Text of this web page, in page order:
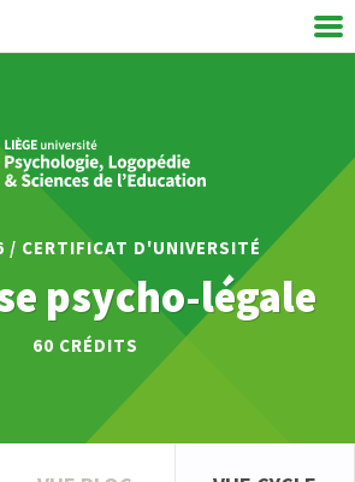
CERTIFICAT D'UNIVERSITÉ
psycho-légale
60 CRÉDITS